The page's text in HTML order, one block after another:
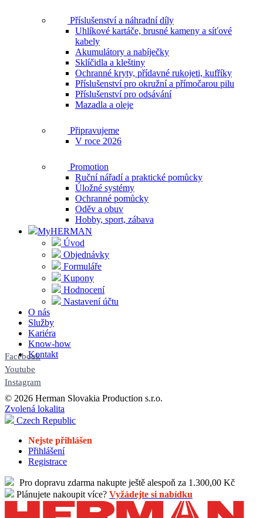
Příslušenství a náhradní díly
Uhlíkové kartáče, brusné kameny a síťové
kabely
Akumulátory a nabíječky
Sklíčidla a kleštiny
Ochranné kryty, přídavné rukojeti, kufříky
Příslušenství pro okružní a přímočarou pilu
Příslušenství pro odsávání
Mazadla a oleje
Připravujeme
V roce 2026
Promotion
Ruční nářadí a praktické pomůcky
Úložné systémy
Ochranné pomůcky
Oděv a obuv
Hobby, sport, zábava
MyHERMAN
Úvod
Objednávky
Formuláře
Kupony
Hodnocení
Nastavení účtu
O nás
Služby
Kariéra
Know-how
Kontakt
Facebook
Youtube
Instagram
© 2026 Herman Slovakia Production s.r.o.
Zvolená lokalita
Czech Republic
Nejste přihlášen
Přihlášení
Registrace
Pro dopravu zdarma nakupte ještě alespoň za 1.300,00 Kč
Plánujete nakoupit více? Vyžádejte si nabídku